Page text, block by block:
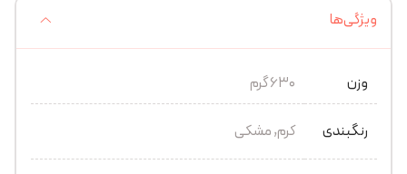
ویژگی‌ها
وزن 630 گرم
رنگبندی کرم, مشکی